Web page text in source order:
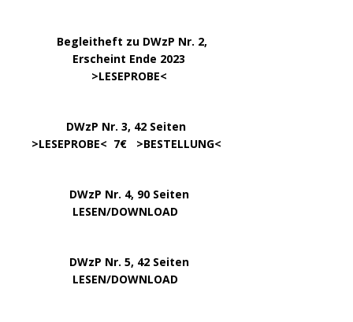
Begleitheft zu DWzP Nr. 2,
Erscheint Ende 2023
>LESEPROBE<
DWzP Nr. 3, 42 Seiten
>LESEPROBE< 7€ >BESTELLUNG<
DWzP Nr. 4, 90 Seiten
LESEN/DOWNLOAD
DWzP Nr. 5, 42 Seiten
LESEN/DOWNLOAD